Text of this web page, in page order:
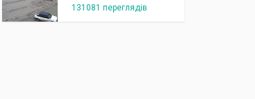
131081 переглядів